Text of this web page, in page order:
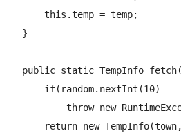
        this.temp = temp;
    }
public static TempInfo
if(random.nextInt(10) ==
throw new
return new